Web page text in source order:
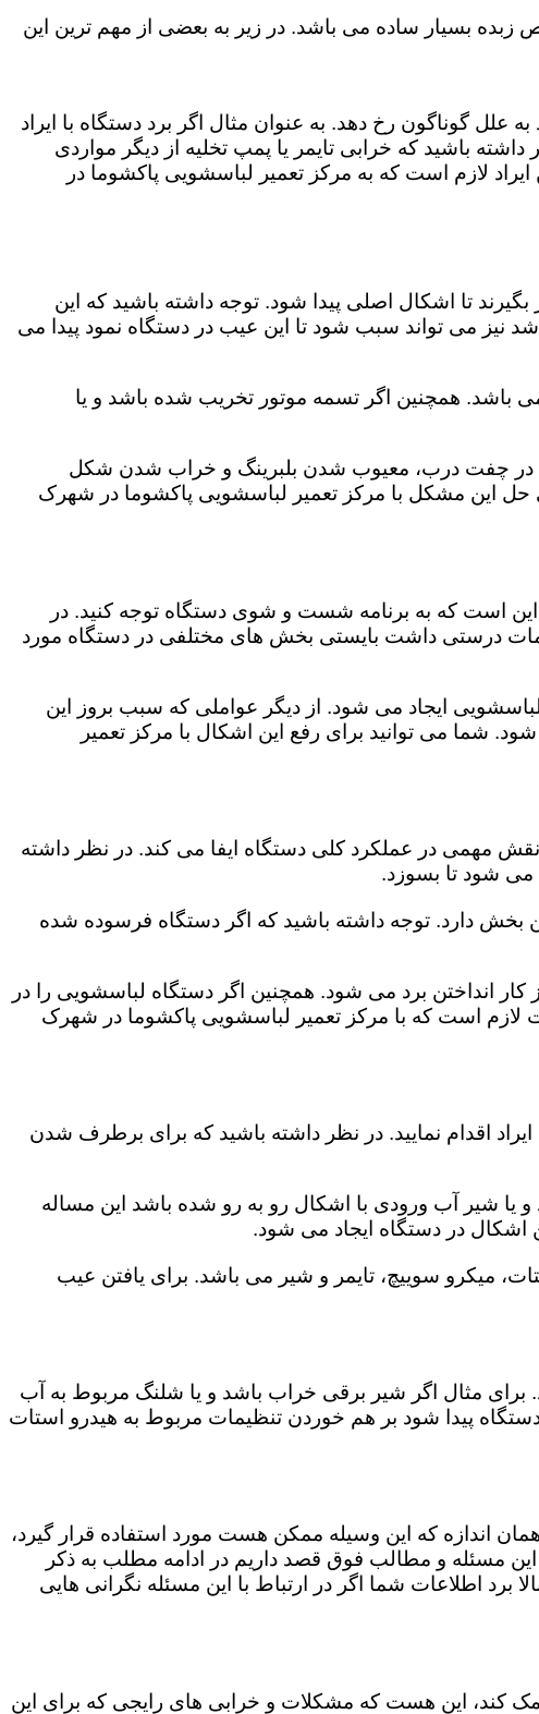
زبده بسیار ساده می باشد. در زیر به بعضی از مهم ترین این
گوناگون رخ دهد. به عنوان مثال اگر برد دستگاه با ایراد
باشید که خرابی تایمر یا پمپ تخلیه از دیگر مواردی
لازم است که به مرکز تعمیر لباسشویی پاکشوما در
تا اشکال اصلی پیدا شود. توجه داشته باشید که این
نیز می تواند سبب شود تا این عیب در دستگاه نمود پیدا می
باشد. همچنین اگر تسمه موتور تخریب شده باشد و یا
در چفت درب، معیوب شدن بلبرینگ و خراب شدن شکل
این مشکل با مرکز تعمیر لباسشویی پاکشوما در شهرک
است که به برنامه شست و شوی دستگاه توجه کنید. در
درستی داشت بایستی بخش های مختلفی در دستگاه مورد
ایجاد می شود. از دیگر عواملی که سبب بروز این
می توانید برای رفع این اشکال با مرکز تعمیر
مهمی در عملکرد کلی دستگاه ایفا می کند. در نظر داشته
می شود تا بسوزد.
بخش دارد. توجه داشته باشید که اگر دستگاه فرسوده شده
برد می شود. همچنین اگر دستگاه لباسشویی را در
لازم است که با مرکز تعمیر لباسشویی پاکشوما در شهرک
اقدام نمایید. در نظر داشته باشید که برای برطرف شدن
یا شیر آب ورودی با اشکال رو به رو شده باشد این مساله
اشکال در دستگاه ایجاد می شود.
میکرو سوییچ، تایمر و شیر می باشد. برای یافتن عیب
مثال اگر شیر برقی خراب باشد و یا شلنگ مربوط به آب
پیدا شود بر هم خوردن تنظیمات مربوط به هیدرو استات
اندازه که این وسیله ممکن هست مورد استفاده قرار گیرد،
این مسئله و مطالب فوق قصد داریم در ادامه مطلب به ذکر
برد اطلاعات شما اگر در ارتباط با این مسئله نگرانی هایی
کند، این هست که مشکلات و خرابی های رایجی که برای این